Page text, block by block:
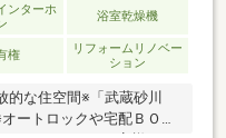
ンターホ
浴室乾燥機
権
リフォームリノベー
ション
的な住空間※「武蔵砂川
ートロックや宅配ＢＯＸ